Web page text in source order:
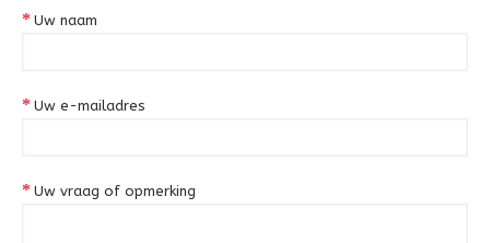
Uw naam
Uw e-mailadres
Uw vraag of opmerking